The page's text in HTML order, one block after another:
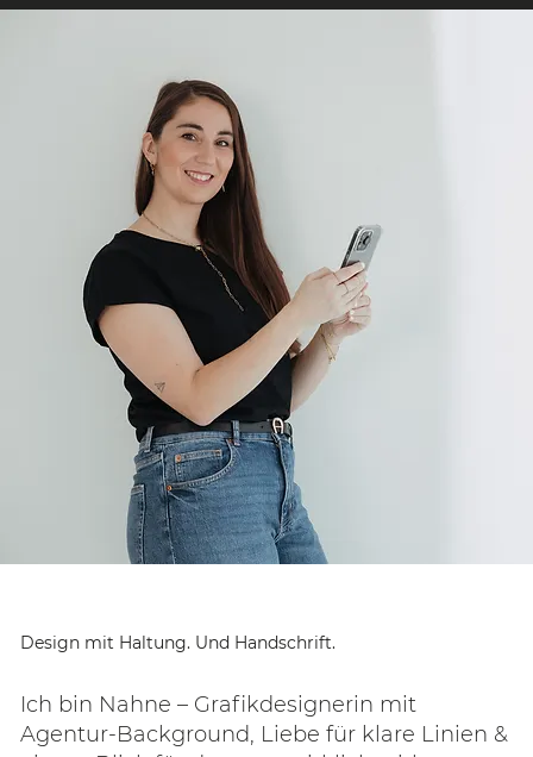
Jetzt Sichtbar werden
Ich unterstütze Unternehmen und
Selbstständige dabei, Ideen und Visionen
in kreative Markenbilder zu verwandeln.
Um ihnen mit Kommunikationsmitteln
die Aufmerksamkeit zu geben, die sie
verdienen.
Design mit Persönlichkeit.
Mit Hingabe zum cleanen
und modernen Design.
Design mit Haltung. Und Handschrift.
Ich bin Nahne – Grafikdesignerin mit
Agentur-Background, Liebe für klare Linien &